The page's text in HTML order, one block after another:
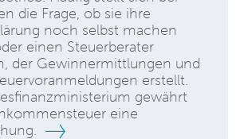
die Frage, ob sie ihre
noch selbst machen
einen Steuerberater
der Gewinnermittlungen und
erstellt.
gewährt
eine